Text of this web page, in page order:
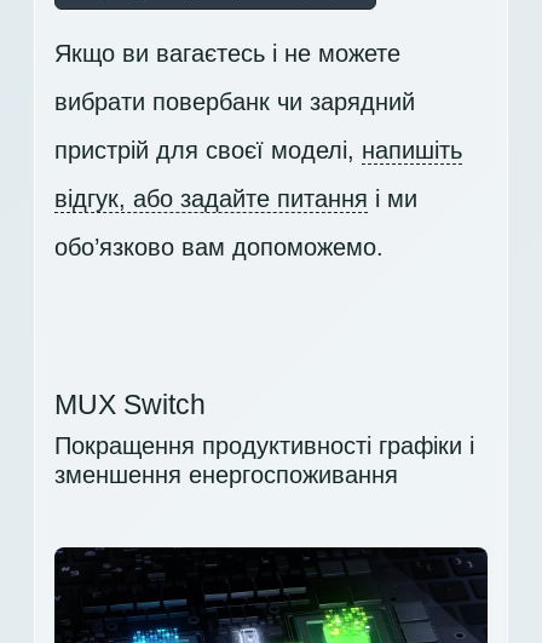
Якщо ви вагаєтесь і не можете
вибрати повербанк чи зарядний
пристрій для своєї моделі, напишіть
відгук, або задайте питання і ми
обо’язково вам допоможемо.
MUX Switch
Покращення продуктивності графіки і
зменшення енергоспоживання